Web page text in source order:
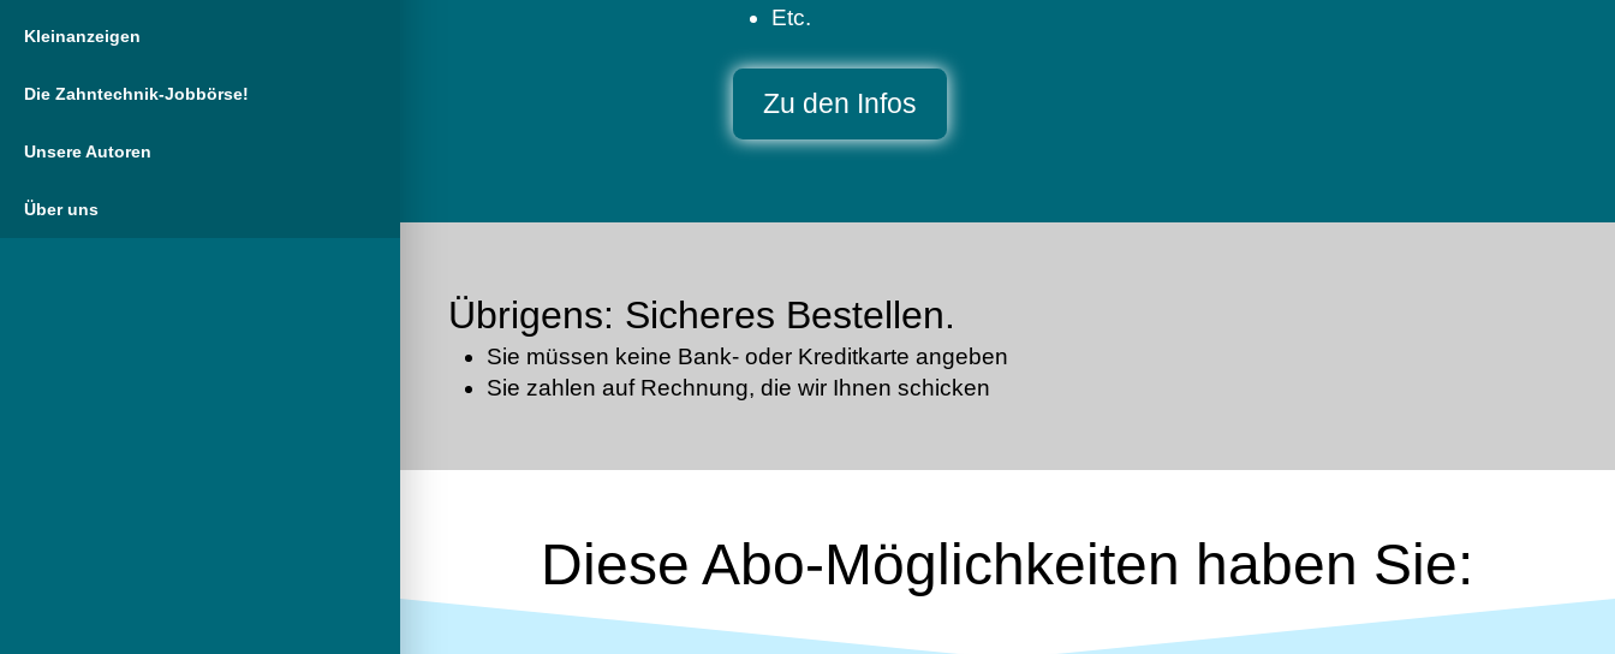
Kleinanzeigen
Die Zahntechnik-Jobbörse!
Unsere Autoren
Über uns
Etc.
Zu den Infos
Übrigens: Sicheres Bestellen.
Sie müssen keine Bank- oder Kreditkarte angeben
Sie zahlen auf Rechnung, die wir Ihnen schicken
Diese Abo-Möglichkeiten haben Sie: